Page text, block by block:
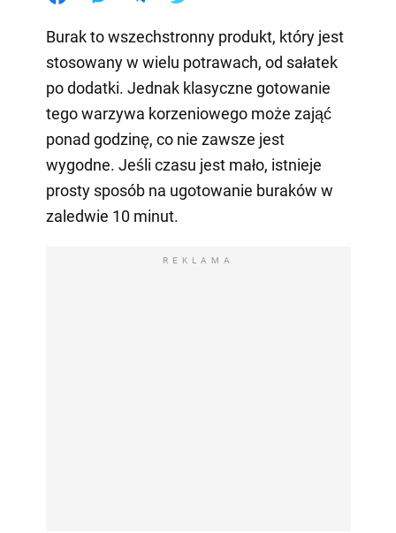
Burak to wszechstronny produkt, który jest
stosowany w wielu potrawach, od sałatek
po dodatki. Jednak klasyczne gotowanie
tego warzywa korzeniowego może zająć
ponad godzinę, co nie zawsze jest
wygodne. Jeśli czasu jest mało, istnieje
prosty sposób na ugotowanie buraków w
zaledwie 10 minut.
REKLAMA